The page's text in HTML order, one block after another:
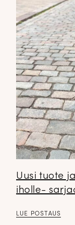
Uusi tuote
iholle-
LUE POSTAUS
DOPP
Tilaa tyylikirje ja